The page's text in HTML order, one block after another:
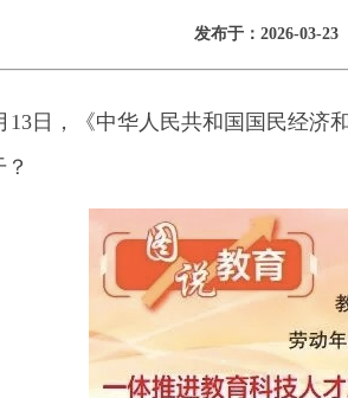
发布于：2026-03-23
日，《中华人民共和国国民经济